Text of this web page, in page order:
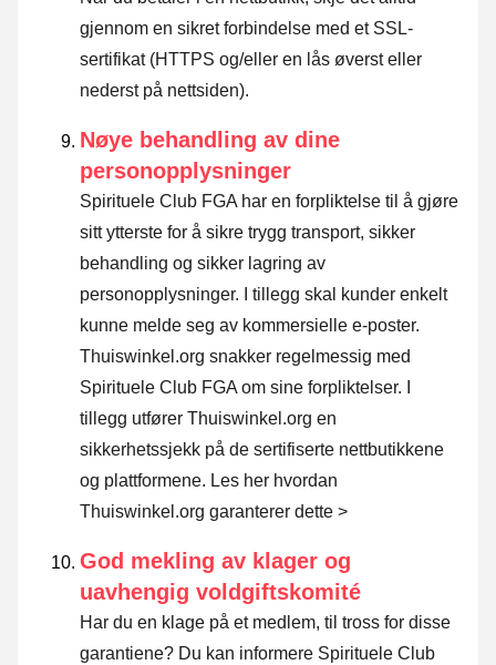
gjennom en sikret forbindelse med et SSL-
sertifikat (HTTPS og/eller en lås øverst eller
nederst på nettsiden).
Nøye behandling av dine
personopplysninger
Spirituele Club FGA har en forpliktelse til å gjøre
sitt ytterste for å sikre trygg transport, sikker
behandling og sikker lagring av
personopplysninger. I tillegg skal kunder enkelt
kunne melde seg av kommersielle e-poster.
Thuiswinkel.org snakker regelmessig med
Spirituele Club FGA om sine forpliktelser. I
tillegg utfører Thuiswinkel.org en
sikkerhetssjekk på de sertifiserte nettbutikkene
og plattformene. Les her hvordan
Thuiswinkel.org garanterer dette >
God mekling av klager og
uavhengig voldgiftskomité
Har du en klage på et medlem, til tross for disse
garantiene? Du kan informere Spirituele Club